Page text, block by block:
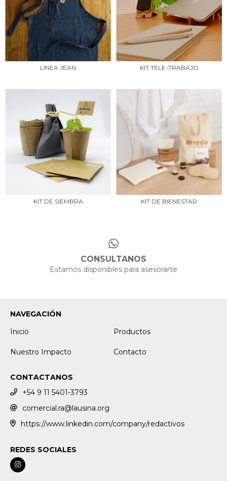
LINEA JEAN KIT TELE-TRABAJO
KIT DE SIEMBRA KIT DE BIENESTAR
CONSULTANOS
Estamos disponibles para asesorarte
NAVEGACIÓN
Inicio
Productos
Nuestro Impacto Contacto
CONTACTANOS
+54 9 11 5401-3793
comercial.ra@lausina.org
https://www.linkedin.com/company/redactivos
REDES SOCIALES